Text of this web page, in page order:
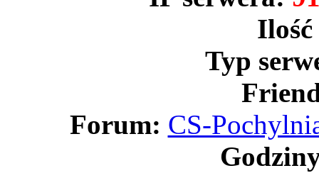
Typ
Forum: CS-